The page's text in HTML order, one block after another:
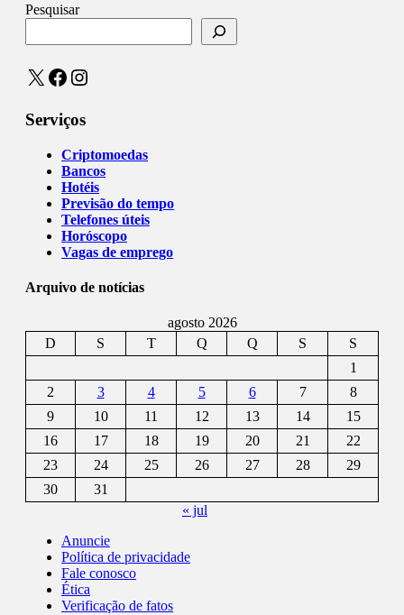
Pesquisar
X Facebook
Instagram
Serviços
Criptomoedas
Bancos
Hotéis
Previsão do tempo
Telefones úteis
Horóscopo
Vagas de emprego
Arquivo de notícias
agosto 2026
D
S T Q Q S
S
1
2
3 4 5 6 7
8
9
10 11 12 13 14
15
16
17 18 19 20 21
22
23
24 25 26 27 28
29
30
31
« jul
Anuncie
Política de privacidade
Fale conosco
Ética
Verificação de fatos